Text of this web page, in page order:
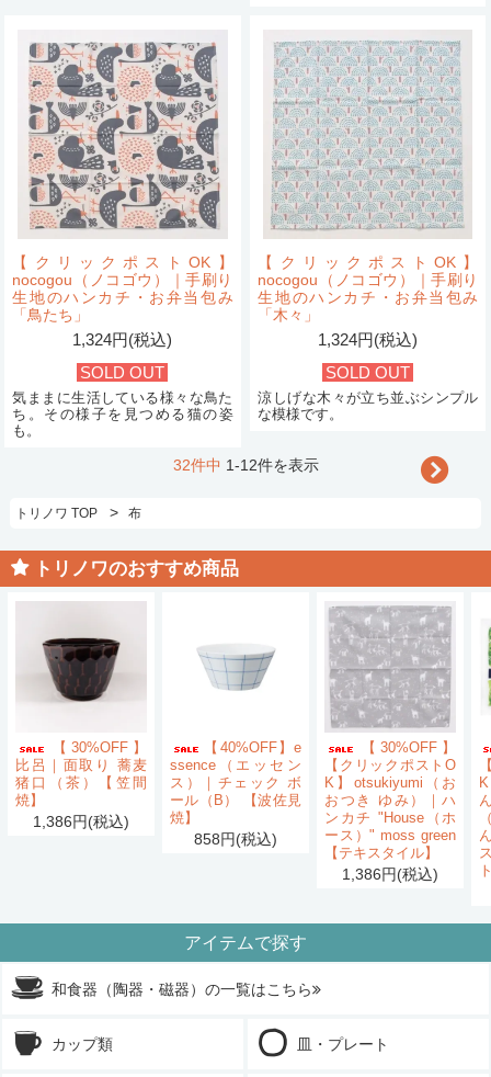
【クリックポストOK】
nocogou（ノコゴウ）｜手刷り
生地のハンカチ・お弁当包み
「鳥たち」
1,324円(税込)
SOLD OUT
気ままに生活している様々な鳥た
ち。その様子を見つめる猫の姿
も。
【クリックポストOK】
nocogou（ノコゴウ）｜手刷り
生地のハンカチ・お弁当包み
「木々」
1,324円(税込)
SOLD OUT
涼しげな木々が立ち並ぶシンプル
な模様です。
32件中 1-12件を表示
トリノワ TOP > 布
トリノワのおすすめ商品
【30%OFF】
比呂｜面取り 蕎麦
猪口（茶）【笠間
焼】
1,386円(税込)
【40%OFF】e
ssence（エッセン
ス）｜チェック ボ
ール（B） 【波佐見
焼】
858円(税込)
【30%OFF】
【クリックポストO
K】otsukiyumi（お
おつき ゆみ）｜ハ
ンカチ "House（ホ
ース）" moss green
【テキスタイル】
1,386円(税込)
アイテムで探す
和食器（陶器・磁器）の一覧はこちら
カップ類 皿・プレート